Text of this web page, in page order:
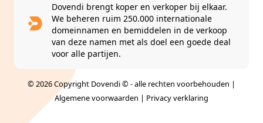
Dovendi brengt koper en verkoper bij elkaar.
We beheren ruim 250.000 internationale
domeinnamen en bemiddelen in de verkoop
van deze namen met als doel een goede deal
voor alle partijen.
© 2026 Copyright Dovendi © - alle rechten voorbehouden |
Algemene voorwaarden | Privacy verklaring